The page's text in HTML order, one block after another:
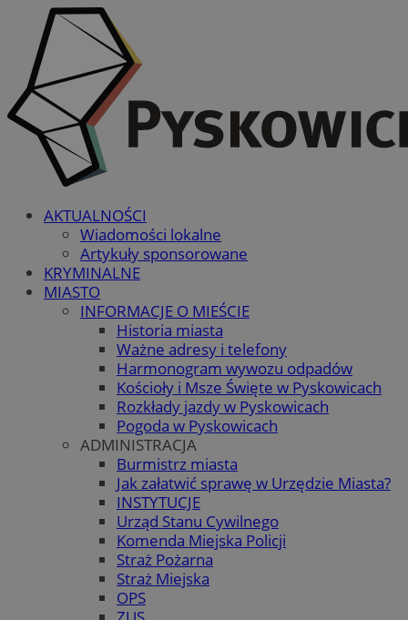
AKTUALNOŚCI
Wiadomości lokalne
Artykuły sponsorowane
KRYMINALNE
MIASTO
INFORMACJE O MIEŚCIE
Historia miasta
Ważne adresy i telefony
Harmonogram wywozu odpadów
Kościoły i Msze Święte w Pyskowicach
Rozkłady jazdy w Pyskowicach
Pogoda w Pyskowicach
ADMINISTRACJA
Burmistrz miasta
Jak załatwić sprawę w Urzędzie Miasta?
INSTYTUCJE
Urząd Stanu Cywilnego
Komenda Miejska Policji
Straż Pożarna
Straż Miejska
OPS